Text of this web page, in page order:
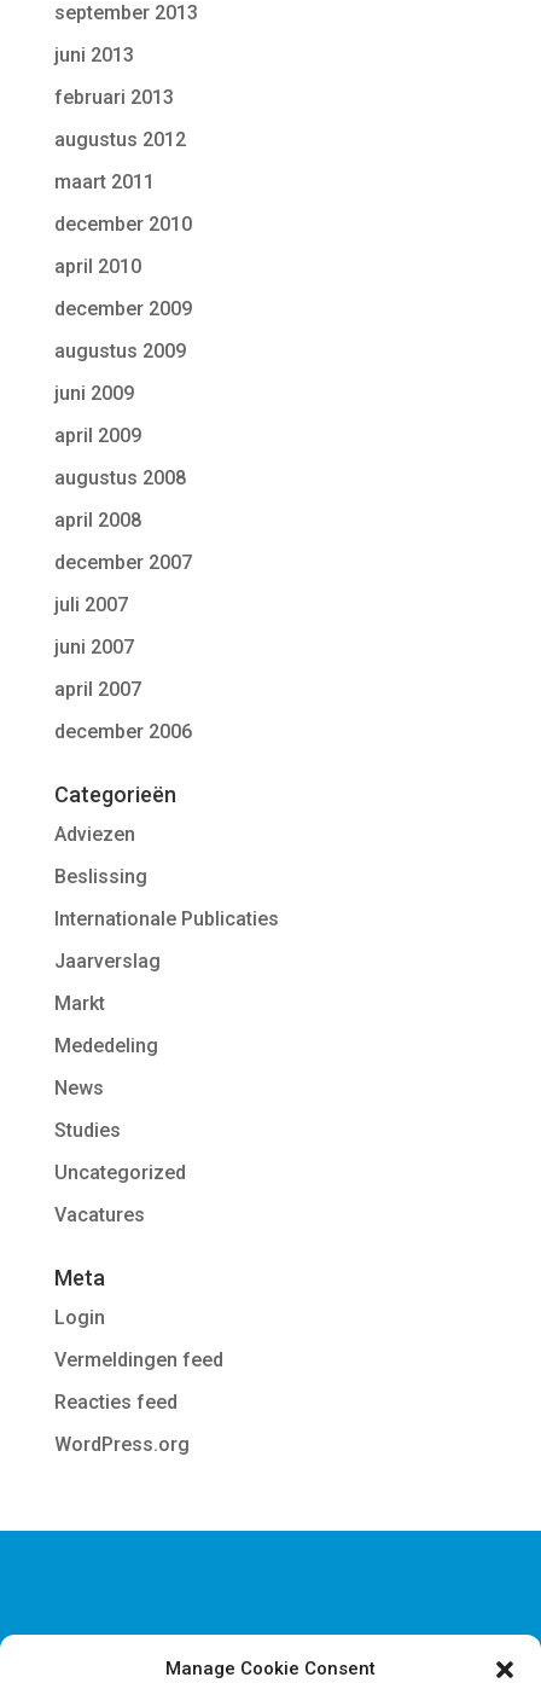
Manage Cookie Consent
september 2013
juni 2013
februari 2013
augustus 2012
maart 2011
december 2010
april 2010
december 2009
augustus 2009
juni 2009
april 2009
augustus 2008
april 2008
december 2007
juli 2007
juni 2007
april 2007
december 2006
Categorieën
Adviezen
Beslissing
Internationale Publicaties
Jaarverslag
Markt
Mededeling
News
Studies
Uncategorized
Vacatures
Meta
Login
Vermeldingen feed
Reacties feed
WordPress.org
Disclaimer & Juridische Informatie